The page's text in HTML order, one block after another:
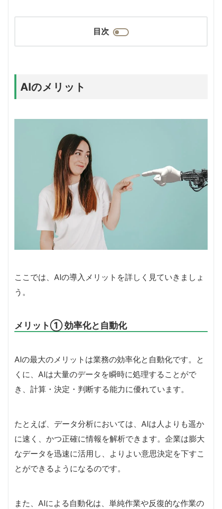
目次
AIのメリット
ここでは、AIの導入メリットを詳しく見ていきましょ
う。
メリット① 効率化と自動化
AIの最大のメリットは業務の効率化と自動化です。と
くに、AIは大量のデータを瞬時に処理することがで
き、計算・決定・判断する能力に優れています。
たとえば、データ分析においては、AIは人よりも遥か
に速く、かつ正確に情報を解析できます。企業は膨大
なデータを迅速に活用し、よりよい意思決定を下すこ
とができるようになるのです。
また、AIによる自動化は、単純作業や反復的な作業の